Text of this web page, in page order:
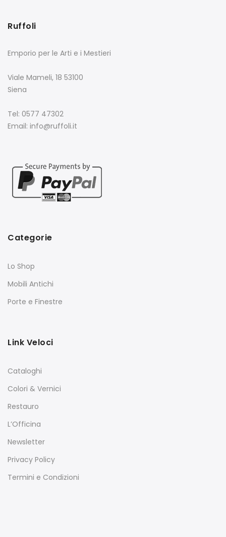
Ruffoli
Emporio per le Arti e i Mestieri
Viale Mameli, 18 53100
Siena
Tel: 0577 47302
Email: info@ruffoli.it
Categorie
Lo Shop
Mobili Antichi
Porte e Finestre
Link Veloci
Cataloghi
Colori & Vernici
Restauro
L’Officina
Newsletter
Privacy Policy
Termini e Condizioni